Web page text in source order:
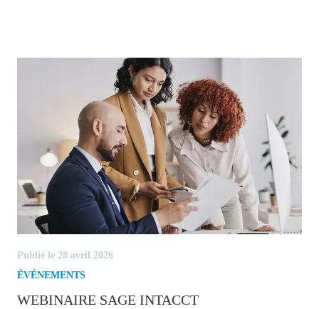
Publié le 28 avril 2026
ÉVÉNEMENTS
WEBINAIRE SAGE INTACCT